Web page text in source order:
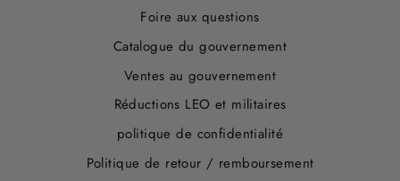
Foire aux questions
Catalogue du gouvernement
Ventes au gouvernement
Réductions LEO et militaires
politique de confidentialité
Politique de retour / remboursement